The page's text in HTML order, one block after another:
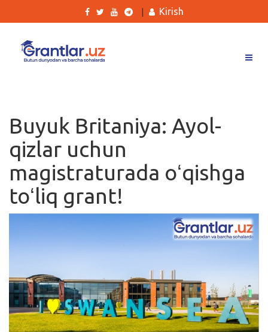
Ishlar
Kurslar
Blog
Yana
Kirish
Kirish
Buyuk Britaniya: Ayol-
qizlar uchun
magistraturada oʻqishga
toʻliq grant!